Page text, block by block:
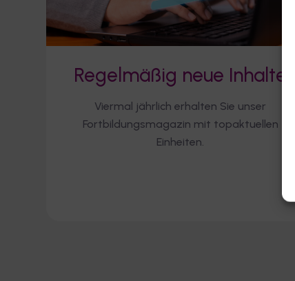
Regelmäßig neue Inhalte
Viermal jährlich erhalten Sie unser
Fortbildungsmagazin mit topaktuellen
Einheiten.